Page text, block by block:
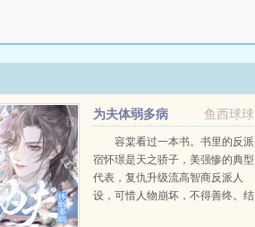
鱼西球球
为夫体弱多病
容棠看过一本书。书里的反派
宿怀璟是天之骄子，美强惨的典型
代表，复仇升级流高智商反派人
设，可惜人物崩坏，不得善终。结